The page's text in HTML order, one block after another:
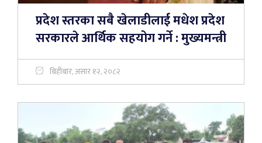
प्रदेश स्तरका सबै खेलाडीलाई मधेश प्रदेश
सरकारले आर्थिक सहयोग गर्ने : मुख्यमन्त्री
बिहीबार, असार १२, २०८२